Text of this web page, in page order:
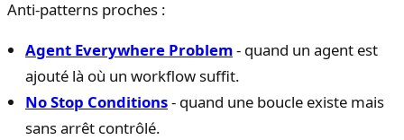
Anti-patterns proches :
Agent Everywhere Problem- quand un agent est
ajouté là où un workflow suffit.
No Stop Conditions- quand une boucle existe mais
sans arrêt contrôlé.